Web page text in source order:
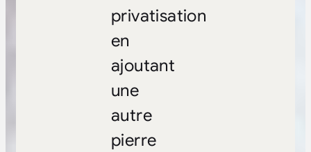
privatisation
en
ajoutant
une
autre
pierre